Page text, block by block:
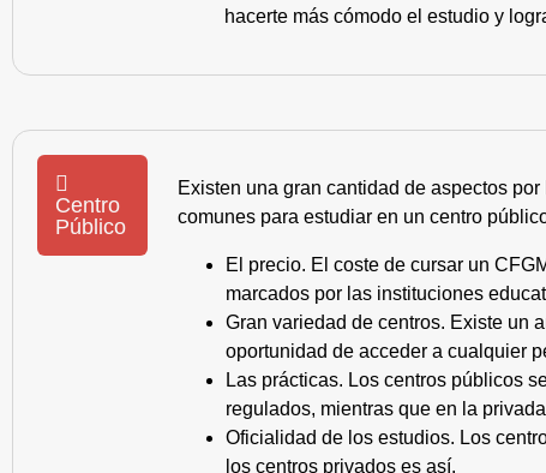
hacerte más cómodo el estudio y
Centro
Público
Existen una gran cantidad de aspectos
comunes para estudiar en un centro
El precio. El coste de cursar un
marcados por las instituciones
Gran variedad de centros. Existe un
oportunidad de acceder a cualquier
Las prácticas. Los centros públicos
regulados, mientras que en la
Oficialidad de los estudios. Los
los centros privados es así.